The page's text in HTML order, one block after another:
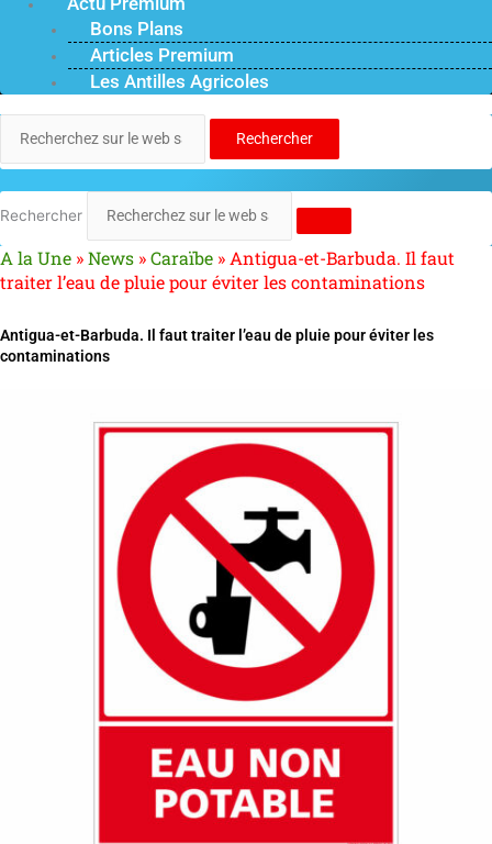
Bons Plans
Articles Premium
Les Antilles Agricoles
Rechercher
Rechercher
A la Une »News »Caraïbe »Antigua-et-Barbuda. Il faut
traiter l’eau de pluie pour éviter les contaminations
Antigua-et-Barbuda. Il faut traiter l’eau de pluie pour éviter les
contaminations